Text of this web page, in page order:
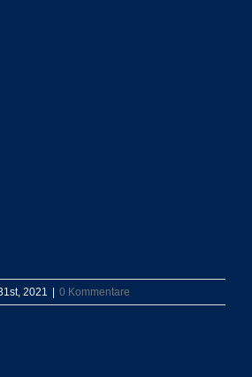
2021 0 Kommentare